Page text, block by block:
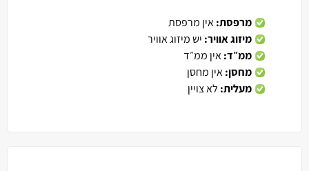
מרפסת:אין מרפסת
מיזוג אוויר: יש מיזוג אוויר
ממ״ד:אין ממ״ד
מחסן:אין מחסן
מעלית: לא צויין